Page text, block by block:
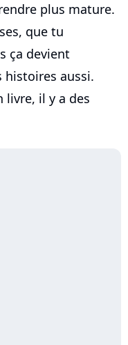
plus mature.
que tu
ça devient
histoires aussi.
livre, il y a des